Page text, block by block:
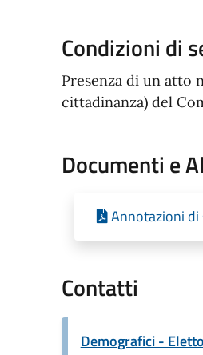
Condizioni di
Presenza di un atto
cittadinanza) del
Documenti e
Annotazioni
Contatti
Demografici -